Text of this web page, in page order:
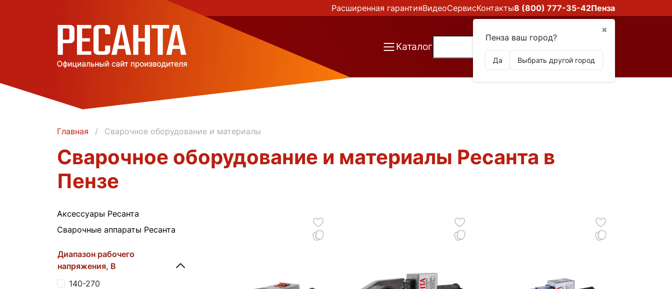
Расширенная гарантияВидеоСервисКонтакты8 (800) 777-35-42Пенза
✖
Пенза ваш город?
Да Выбрать другой город
Каталог
Главная Сварочное оборудование и материалы
Сварочное оборудование и материалы Ресанта в
Пензе
Аксессуары Ресанта
Сварочные аппараты Ресанта
Диапазон рабочего
напряжения, B
140-270